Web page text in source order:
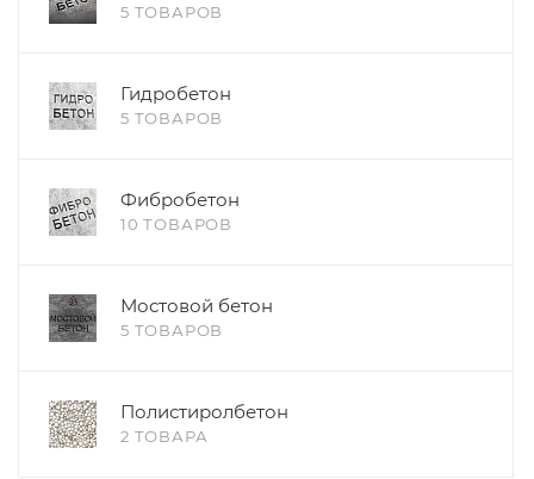
5 ТОВАРОВ
Гидробетон
5 ТОВАРОВ
Фибробетон
10 ТОВАРОВ
Мостовой бетон
5 ТОВАРОВ
Полистиролбетон
2 ТОВАРА